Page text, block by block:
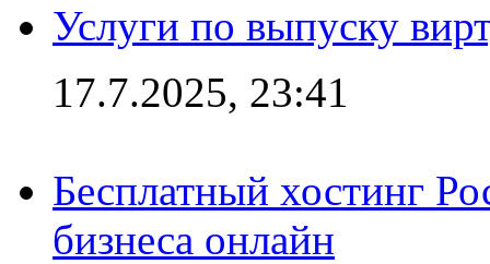
Услуги по выпуску
17.7.2025, 23:41
Бесплатный хостинг
бизнеса онлайн